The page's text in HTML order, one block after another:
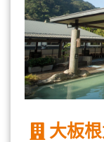
大板